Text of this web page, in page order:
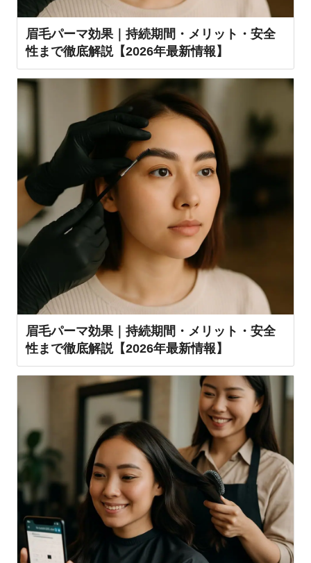
眉毛パーマ効果｜持続期間・メリット・安全
性まで徹底解説【2026年最新情報】
眉毛パーマ効果｜持続期間・メリット・安全
性まで徹底解説【2026年最新情報】